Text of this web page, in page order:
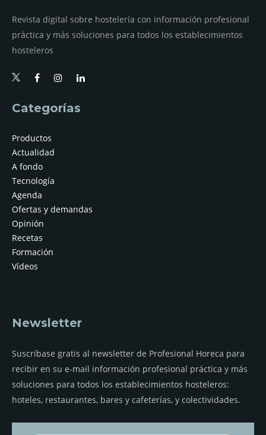
Revista digital sobre hostelería con información profesional
práctica y más soluciones para todos los establecimientos
hosteleros
Categorías
Productos
Actualidad
A fondo
Tecnología
Agenda
Ofertas y demandas
Opinión
Recetas
Formación
Vídeos
Newsletter
Suscríbase gratis al newsletter de Profesional Horeca para
recibir en su e-mail información profesional práctica y más
soluciones para todos los establecimientos hosteleros:
hoteles, restaurantes, bares y cafeterías, y colectividades.